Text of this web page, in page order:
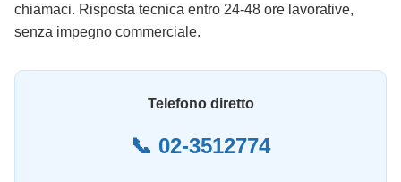
chiamaci. Risposta tecnica entro 24-48 ore lavorative,
senza impegno commerciale.
Telefono diretto
📞 02-3512774